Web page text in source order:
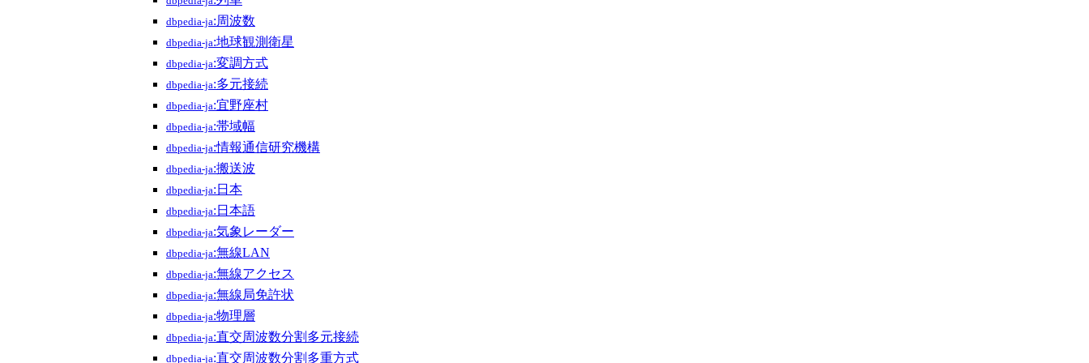
dbpedia-ja:周波数
dbpedia-ja:地球観測衛星
dbpedia-ja:変調方式
dbpedia-ja:多元接続
dbpedia-ja:宜野座村
dbpedia-ja:帯域幅
dbpedia-ja:情報通信研究機構
dbpedia-ja:搬送波
dbpedia-ja:日本
dbpedia-ja:日本語
dbpedia-ja:気象レーダー
dbpedia-ja:無線LAN
dbpedia-ja:無線アクセス
dbpedia-ja:無線局免許状
dbpedia-ja:物理層
dbpedia-ja:直交周波数分割多元接続
dbpedia-ja:直交周波数分割多重方式